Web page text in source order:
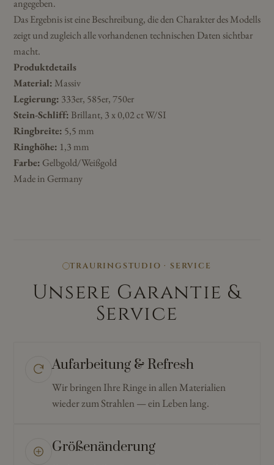
angegeben.
Das Ergebnis ist eine Beschreibung, die den Charakter des Modells
zeigt und zugleich alle vorhandenen technischen Daten sichtbar
macht.
Produktdetails
Material: Massiv
Legierung: 333er, 585er, 750er
Stein-Schliff: Brillant, 3 x 0,02 ct W/SI
Ringbreite: 5,5 mm
Ringhöhe: 1,3 mm
Farbe: Gelbgold/Weißgold
Made in Germany
TRAURINGSTUDIO · SERVICE
Unsere Garantie &
Service
Aufarbeitung & Refresh
Wir bringen Ihre Ringe in allen Materialien
wieder zum Strahlen — ein Leben lang.
Größenänderung